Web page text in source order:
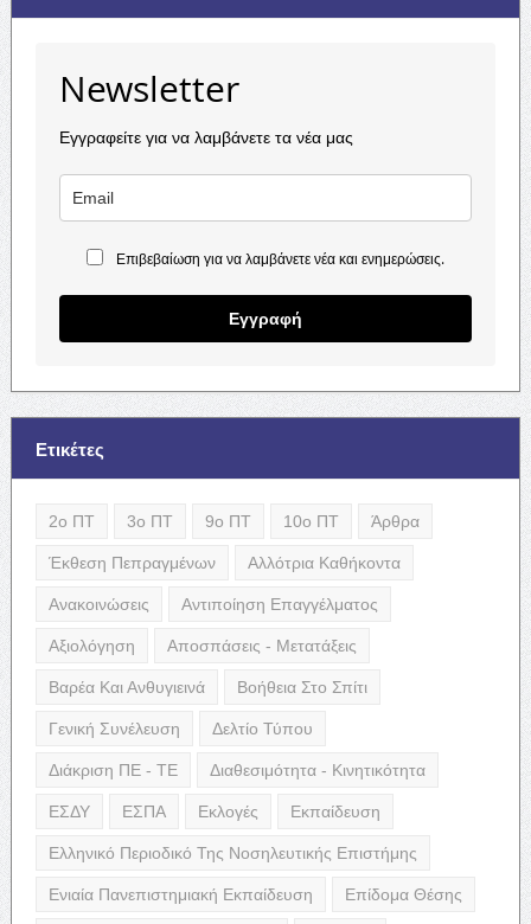
Newsletter
Εγγραφείτε για να λαμβάνετε τα νέα μας
Επιβεβαίωση για να λαμβάνετε νέα και ενημερώσεις.
Εγγραφή
Ετικέτες
2ο ΠΤ 3ο ΠΤ 9ο ΠΤ 10ο ΠΤ Άρθρα
Έκθεση Πεπραγμένων Αλλότρια Καθήκοντα
Ανακοινώσεις Αντιποίηση Επαγγέλματος
Αξιολόγηση Αποσπάσεις - Μετατάξεις
Βαρέα Και Ανθυγιεινά Βοήθεια Στο Σπίτι
Γενική Συνέλευση Δελτίο Τύπου
Διάκριση ΠΕ - ΤΕ Διαθεσιμότητα - Κινητικότητα
ΕΣΔΥ ΕΣΠΑ Εκλογές Εκπαίδευση
Ελληνικό Περιοδικό Της Νοσηλευτικής Επιστήμης
Ενιαία Πανεπιστημιακή Εκπαίδευση Επίδομα Θέσης